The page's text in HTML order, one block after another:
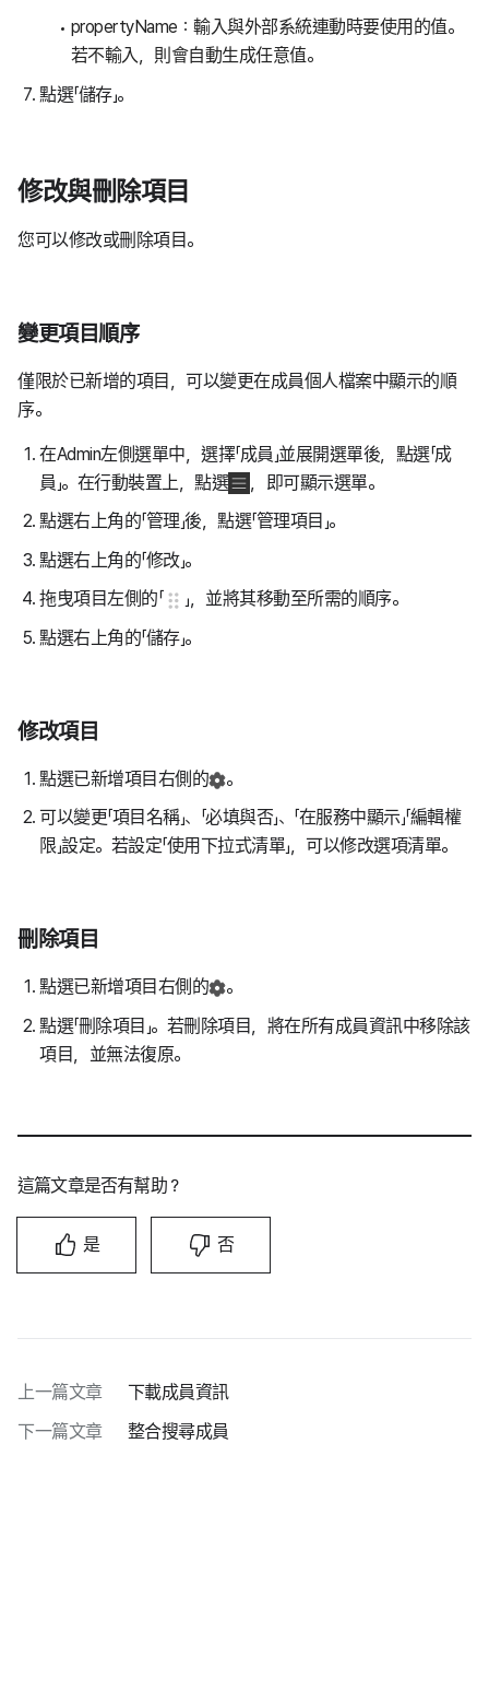
propertyName：輸入與外部系統連動時要使用的值。
若不輸入，則會自動生成任意值。
點選「儲存」。
修改與刪除項目
您可以修改或刪除項目。
變更項目順序
僅限於已新增的項目，可以變更在成員個人檔案中顯示的順
序。
在Admin左側選單中，選擇「成員」並展開選單後，點選「成
員」。在行動裝置上，點選
，即可顯示選單。
點選右上角的「管理」後，點選「管理項目」。
點選右上角的「修改」。
拖曳項目左側的「
」，並將其移動至所需的順序。
點選右上角的「儲存」。
修改項目
點選已新增項目右側的
。
可以變更「項目名稱」、「必填與否」、「在服務中顯示」「編輯權
限」設定。若設定「使用下拉式清單」，可以修改選項清單。
刪除項目
點選已新增項目右側的
。
點選「刪除項目」。若刪除項目，將在所有成員資訊中移除該
項目，並無法復原。
這篇文章是否有幫助？
是 否
上一篇文章
下載成員資訊
下一篇文章
整合搜尋成員